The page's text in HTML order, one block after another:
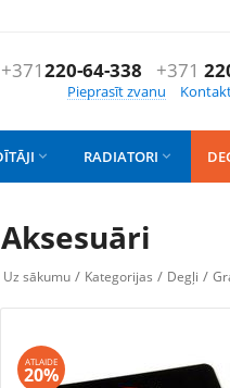
+371220-64-338 +371
Pieprasīt zvanu
 RADIATORI 
Aksesuāri
Uz sākumu / Kategorijas / Degļi /
ATLAIDE
20%